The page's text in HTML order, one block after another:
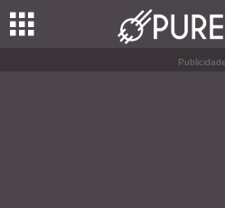
Publicidade